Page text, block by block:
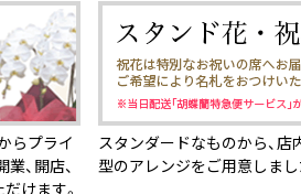
らプライ
、開店、
けます。
スタンダードなものから、
型のアレンジをご用意しまし